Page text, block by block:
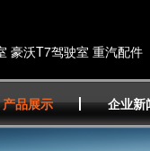
豪沃T7驾驶室 重汽配件
产品展示 企业新